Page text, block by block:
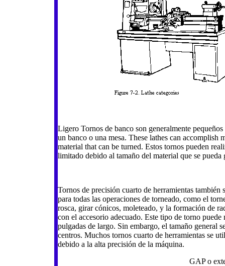
Ligero Tornos de banco son generalmente
un banco o una mesa. These lathes can
material that can be turned. Estos tornos pueden
limitado debido al tamaño del material que se pueda
Tornos de precisión cuarto de herramientas
para todas las operaciones de torneado, como el
rosca, girar cónicos, moleteado, y la formación de
con el accesorio adecuado. Este tipo de torno
pulgadas de largo. Sin embargo, el tamaño general
centros. Muchos tornos cuarto de herramientas se
debido a la alta precisión de la máquina.
GAP o